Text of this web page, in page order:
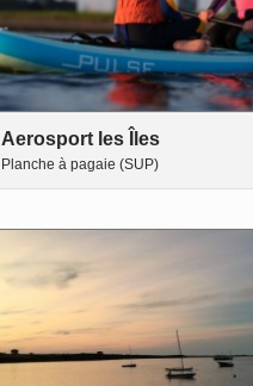
Aerosport les Îles
Planche à pagaie (SUP)